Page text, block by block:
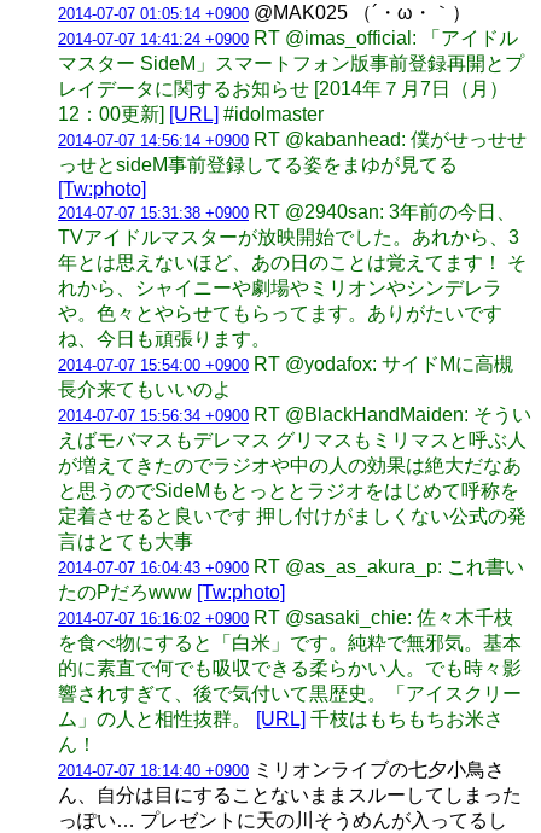
2014-07-07 01:05:14 +0900 @MAK025 （´・ω・｀）
2014-07-07 14:41:24 +0900 RT @imas_official: 「アイドル
マスター SideM」スマートフォン版事前登録再開とプ
レイデータに関するお知らせ [2014年７月7日（月）
12：00更新] [URL] #idolmaster
2014-07-07 14:56:14 +0900 RT @kabanhead: 僕がせっせせ
っせとsideM事前登録してる姿をまゆが見てる
[Tw:photo]
2014-07-07 15:31:38 +0900 RT @2940san: 3年前の今日、
TVアイドルマスターが放映開始でした。あれから、3
年とは思えないほど、あの日のことは覚えてます！ そ
れから、シャイニーや劇場やミリオンやシンデレラ
や。色々とやらせてもらってます。ありがたいです
ね、今日も頑張ります。
2014-07-07 15:54:00 +0900 RT @yodafox: サイドMに高槻
長介来てもいいのよ
2014-07-07 15:56:34 +0900 RT @BlackHandMaiden: そうい
えばモバマスもデレマス グリマスもミリマスと呼ぶ人
が増えてきたのでラジオや中の人の効果は絶大だなあ
と思うのでSideMもとっととラジオをはじめて呼称を
定着させると良いです 押し付けがましくない公式の発
言はとても大事
2014-07-07 16:04:43 +0900 RT @as_as_akura_p: これ書い
たのPだろwww [Tw:photo]
2014-07-07 16:16:02 +0900 RT @sasaki_chie: 佐々木千枝
を食べ物にすると「白米」です。純粋で無邪気。基本
的に素直で何でも吸収できる柔らかい人。でも時々影
響されすぎて、後で気付いて黒歴史。「アイスクリー
ム」の人と相性抜群。
[URL] 千枝はもちもちお米さ
ん！
2014-07-07 18:14:40 +0900 ミリオンライブの七夕小鳥さ
ん、自分は目にすることないままスルーしてしまった
っぽい… プレゼントに天の川そうめんが入ってるし